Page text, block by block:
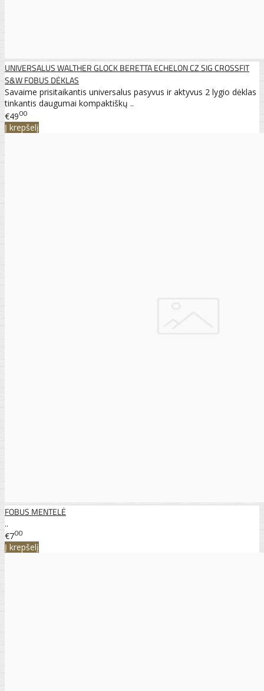
UNIVERSALUS WALTHER GLOCK BERETTA ECHELON CZ SIG CROSSFIT
S&W FOBUS DĖKLAS
Savaime prisitaikantis universalus pasyvus ir aktyvus 2 lygio dėklas
tinkantis daugumai kompaktiškų ..
€4900
Į krepšelį
FOBUS MENTELĖ
..
€700
Į krepšelį